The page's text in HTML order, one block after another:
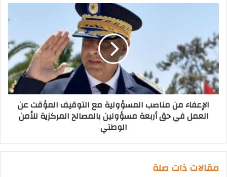
الإعفاء من مناصب المسؤولية مع التوقيف المؤقت عن
العمل في حق أربعة مسؤولين بالمصالح المركزية للأمن
الوطني
مقالات ذات صلة